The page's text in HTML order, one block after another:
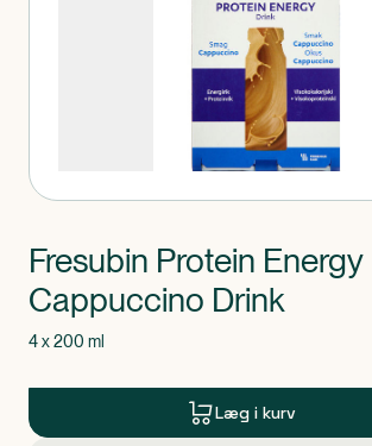
Fresubin Protein Energy
Cappuccino Drink
4 x 200 ml
Læg i kurv